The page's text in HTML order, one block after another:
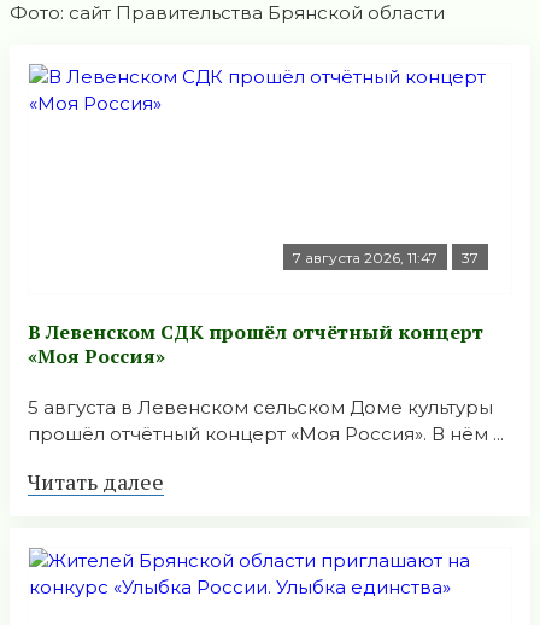
Фото: сайт Правительства Брянской области
7 августа 2026, 11:47 37
В Левенском СДК прошёл отчётный концерт
«Моя Россия»
5 августа в Левенском сельском Доме культуры
прошёл отчётный концерт «Моя Россия». В нём ...
Читать далее